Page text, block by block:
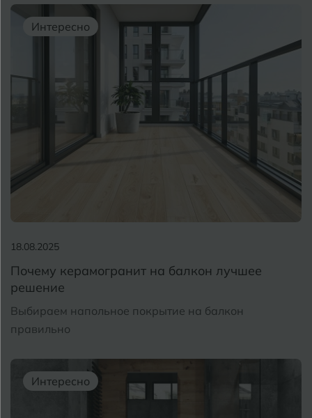
Интересно
18.08.2025
Почему керамогранит на балкон лучшее
решение
Выбираем напольное покрытие на балкон
правильно
Интересно